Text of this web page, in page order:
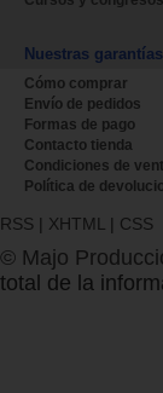
Nuestras garantías
Cómo comprar
Envío de pedidos
Formas de pago
Contacto tienda
Condiciones de
Política de
RSS | XHTML | CSS
© Majo
total de la